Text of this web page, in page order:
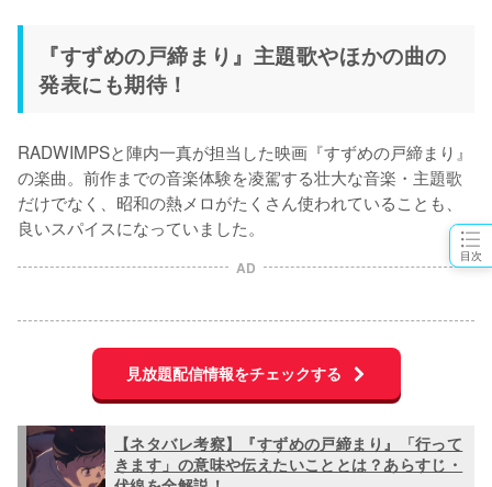
目次
『すずめの戸締まり』主題歌やほかの曲の
発表にも期待！
RADWIMPSと陣内一真が担当した映画『すずめの戸締まり』
の楽曲。前作までの音楽体験を凌駕する壮大な音楽・主題歌
だけでなく、昭和の熱メロがたくさん使われていることも、
良いスパイスになっていました。
AD
見放題配信情報をチェックする
【ネタバレ考察】『すずめの戸締まり』「行って
きます」の意味や伝えたいこととは？あらすじ・